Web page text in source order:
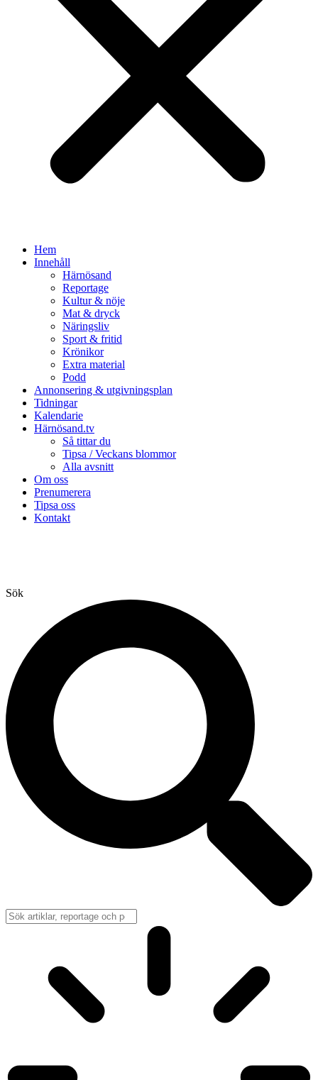
Hem
Innehåll
Härnösand
Reportage
Kultur & nöje
Mat & dryck
Näringsliv
Sport & fritid
Krönikor
Extra material
Podd
Annonsering & utgivningsplan
Tidningar
Kalendarie
Härnösand.tv
Så tittar du
Tipsa / Veckans blommor
Alla avsnitt
Om oss
Prenumerera
Tipsa oss
Kontakt
Sök